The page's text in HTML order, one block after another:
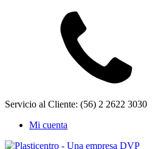
Servicio al Cliente: (56) 2 2622 3030
Mi cuenta